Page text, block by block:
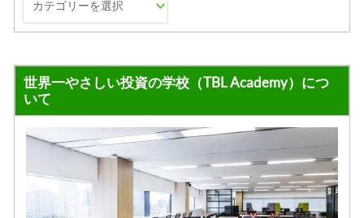
世界一やさしい投資の学校（TBL Academy）につ
いて